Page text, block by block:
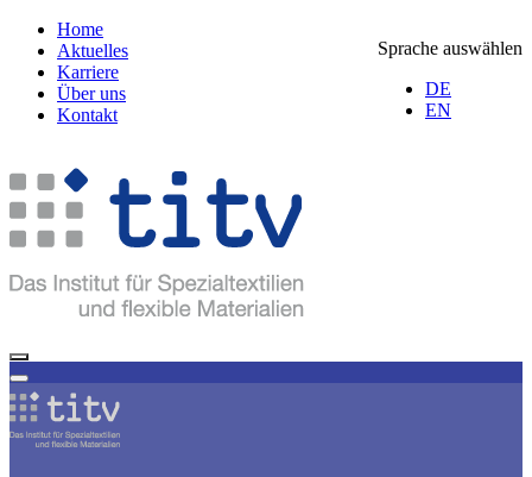
Sprache auswählen
DE
EN
Home
Aktuelles
Karriere
Über uns
Kontakt